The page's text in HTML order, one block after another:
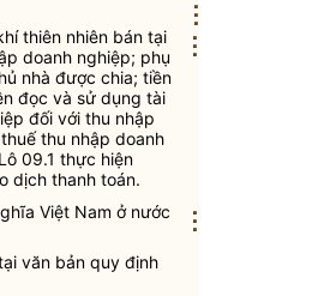
thiên nhiên bán tại
doanh nghiệp; phụ
nhà được chia; tiền
đọc và sử dụng tài
đối với thu nhập
thuếthu nhập doanh
09.1 thực hiện
dịch thanh toán.
Việt Nam ở nước
văn bản quy định
⋮
⋮
⋮